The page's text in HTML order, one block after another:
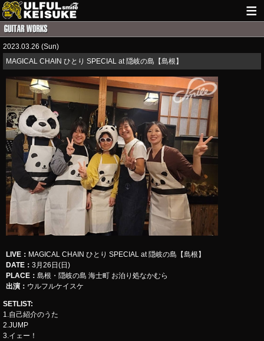
NEWS
LIVE INFO
GUITAR WORKS
ITEM
MAIL
2023.03.26 (Sun)
​MAGICAL CHAIN ひとり SPECIAL at 隠岐の島【島根】
LIVE ： ​​​​​​​​MAGICAL CHAIN ひとり SPECIAL at 隠岐の島【島根】
DATE： 3月26日(日)
PLACE： 島根・隠岐の島 海士町 お泊り処なかむら
出演： ウルフルケイスケ
SETLIST:
1.自己紹介のうた
2.JUMP
3.イェー！